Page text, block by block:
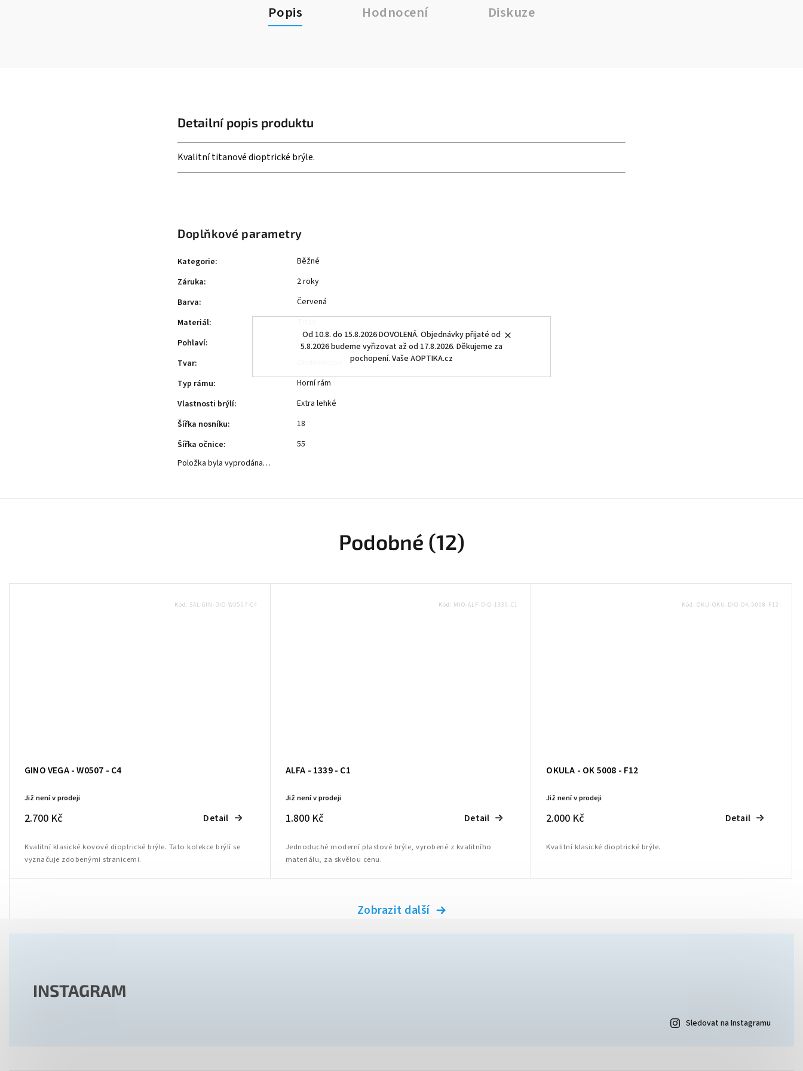
Od 10.8. do 15.8.2026 DOVOLENÁ. Objednávky přijaté od
5.8.2026 budeme vyřizovat až od 17.8.2026. Děkujeme za
pochopení. Vaše AOPTIKA.cz
Popis Hodnocení Diskuze
Detailní popis produktu
Kvalitní titanové dioptrické brýle.
Doplňkové parametry
Kategorie:
Běžné
Záruka:
2 roky
Barva:
Červená
Materiál:
Pohlaví:
Dámské
Tvar:
Typ rámu:
Horní rám
Vlastnosti brýlí:
Extra lehké
Šířka nosníku:
18
Šířka očnice:
55
Položka byla vyprodána…
Podobné (12)
GINO VEGA - W0507 - C4
Již není v prodeji
2.700 Kč Detail
Kvalitní klasické kovové dioptrické brýle. Tato kolekce brýlí se
Kód: SAL-GIN-DIO-W0507-C4
ALFA - 1339 - C1
Již není v prodeji
1.800 Kč Detail
Jednoduché moderní plastové brýle, vyrobené z kvalitního
Kód: MIO-ALF-DIO-1339-C1
OKULA - OK 5008 - F12
Již není v prodeji
2.000 Kč Detail
Kód: OKU-OKU-DIO-OK-5008-F12
Zobrazit další
INSTAGRAM
Sledovat na Instagramu